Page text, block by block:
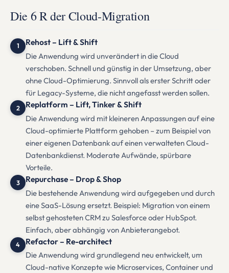
Die 6 R der Cloud-Migration
1 Rehost – Lift & Shift
Die Anwendung wird unverändert in die Cloud
verschoben. Schnell und günstig in der Umsetzung, aber
ohne Cloud-Optimierung. Sinnvoll als erster Schritt oder
für Legacy-Systeme, die nicht angefasst werden sollen.
2 Replatform – Lift, Tinker & Shift
Die Anwendung wird mit kleineren Anpassungen auf eine
Cloud-optimierte Plattform gehoben – zum Beispiel von
einer eigenen Datenbank auf einen verwalteten Cloud-
Datenbankdienst. Moderate Aufwände, spürbare
Vorteile.
3 Repurchase – Drop & Shop
Die bestehende Anwendung wird aufgegeben und durch
eine SaaS-Lösung ersetzt. Beispiel: Migration von einem
selbst gehosteten CRM zu Salesforce oder HubSpot.
Einfach, aber abhängig von Anbieterangebot.
4 Refactor – Re-architect
Die Anwendung wird grundlegend neu entwickelt, um
Cloud-native Konzepte wie Microservices, Container und